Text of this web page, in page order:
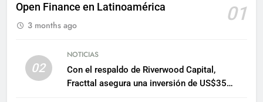
Open Finance en Latinoamérica
01
3 months ago
02
NOTICIAS
Con el respaldo de Riverwood Capital,
Fracttal asegura una inversión de US$35